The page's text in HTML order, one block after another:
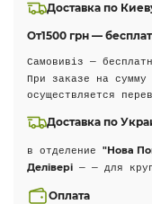
Доставка по
От1500 грн —
Самовивіз —
При заказе на сумму
осуществляется
Доставка по
в отделение "Нова
Делівері — — для
Оплата